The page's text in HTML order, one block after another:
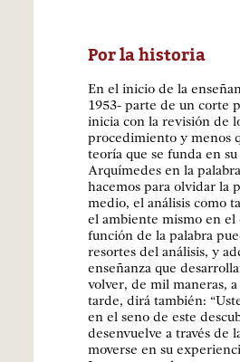
Por la historia
En el inicio de la
1953- parte de un corte
inicia con la revisión de
procedimiento y menos
teoría que se funda en
Arquímedes en la
hacemos para olvidar la
medio, el análisis como
el ambiente mismo en el
función de la palabra
resortes del análisis, y
enseñanza que
volver, de mil maneras,
tarde, dirá también:
en el seno de este
desenvuelve a través de
moverse en su